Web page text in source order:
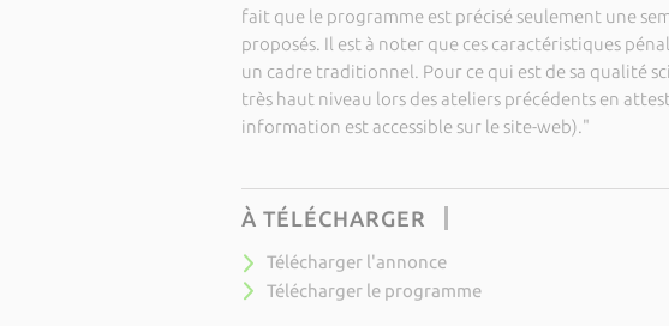
fait que le programme est précisé seulement une
proposés. Il est à noter que ces caractéristiques
un cadre traditionnel. Pour ce qui est de sa qualité
très haut niveau lors des ateliers précédents en
information est accessible sur le site-web)."
À TÉLÉCHARGER
Télécharger l'annonce
Télécharger le programme